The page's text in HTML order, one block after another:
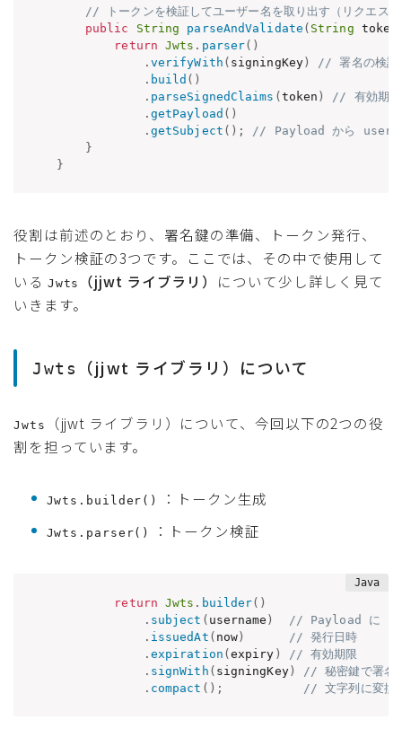
// トークンを検証してユーザー名を取り出す（リクエス
public
String parseAndValidate ( String token
return
Jwts . parser( )
. verifyWith ( signingKey)
// 署名の検証
. build ( )
. parseSignedClaims (token )
// 有効期限
. getPayload ( )
. getSubject ( ) ;
// Payload から
}
}
役割は前述のとおり、署名鍵の準備、トークン発行、
トークン検証の3つです。ここでは、その中で使用して
いる Jwts （jjwt ライブラリ） について少し詳しく見て
いきます。
Jwts （jjwt ライブラリ）について
Jwts
（jjwt ライブラリ）について、今回以下の2つの役
割を担っています。
Jwts.builder() ：トークン生成
Jwts.parser() ：トークン検証
return Jwts . builder( )
. subject ( username )
// Payload に
. issuedAt ( now)
// 発行日時
. expiration (expiry )
// 有効期限
. signWith ( signingKey)
// 秘密鍵で署名
. compact ( ) ; // 文字列に変換